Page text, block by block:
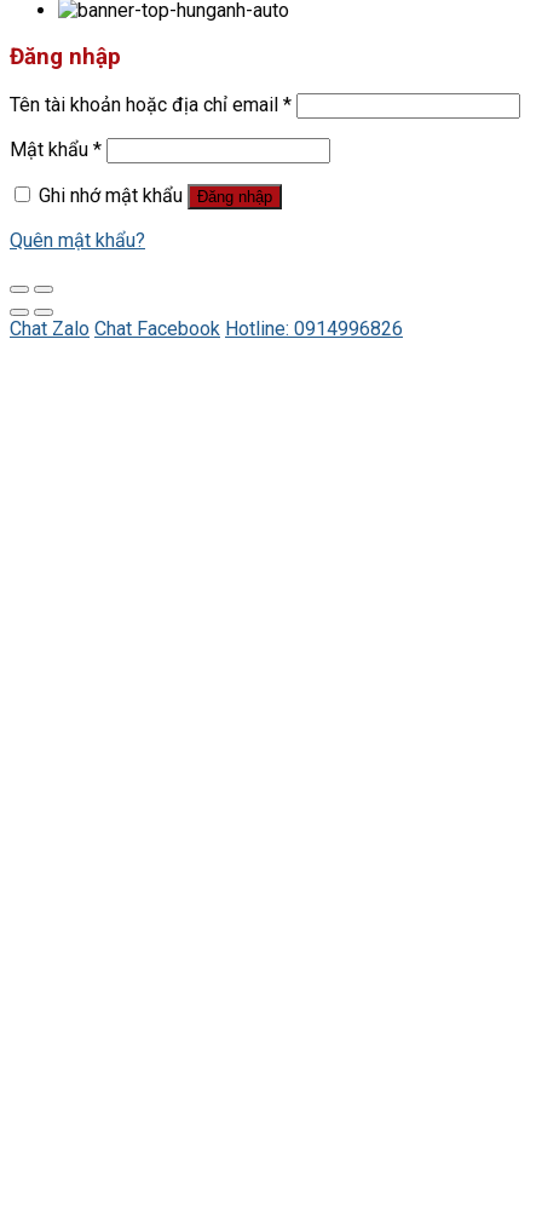
Đăng nhập
Tên tài khoản hoặc địa chỉ email *
Mật khẩu *
Ghi nhớ mật khẩu
Đăng nhập
Quên mật khẩu?
Chat Zalo Chat Facebook Hotline: 0914996826